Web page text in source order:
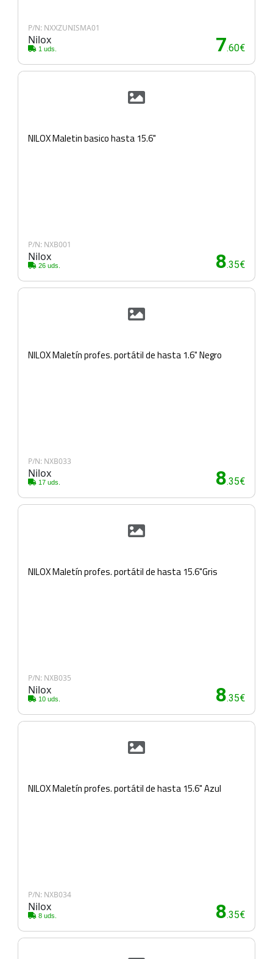
P/N: NXXZUNISMA01
Nilox
1 uds. 7.60€
NILOX Maletin basico hasta 15.6"
P/N: NXB001
Nilox
26 uds. 8.35€
NILOX Maletín profes. portátil de hasta 1.6" Negro
P/N: NXB033
Nilox
17 uds. 8.35€
NILOX Maletín profes. portátil de hasta 15.6"Gris
P/N: NXB035
Nilox
10 uds. 8.35€
NILOX Maletín profes. portátil de hasta 15.6" Azul
P/N: NXB034
Nilox
8 uds. 8.35€